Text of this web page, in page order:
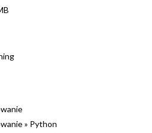
» Python